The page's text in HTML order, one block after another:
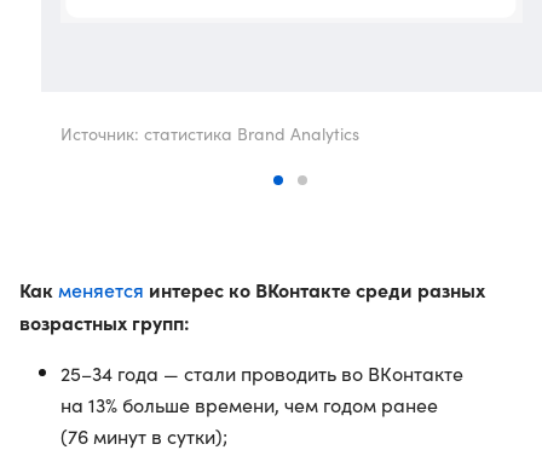
Источник: статистика Brand Analytics
Как меняется интерес ко ВКонтакте среди разных
возрастных групп:
25–34 года — стали проводить во ВКонтакте
на 13% больше времени, чем годом ранее
(76 минут в сутки);